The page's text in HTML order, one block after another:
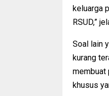
keluarga
RSUD,”
Soal lain
kurang
membuat
khusus